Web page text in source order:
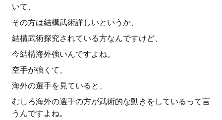
いて、
その方は結構武術詳しいというか、
結構武術探究されている方なんですけど、
今結構海外強いんですよね。
空手が強くて、
海外の選手を見ていると、
むしろ海外の選手の方が武術的な動きをしているって言
うんですよね。